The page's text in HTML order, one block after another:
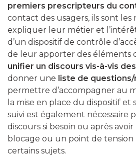
premiers prescripteurs du
contact des usagers, ils sont
expliquer leur métier et
d’un dispositif de contrôle
de leur apporter des éléments
unifier un discours vis-à-vis
donner une liste de
permettre d’accompagner au
la mise en place du dispositif et
suivi est également nécessaire
discours si besoin ou après
blocage ou un point de tension
certains sujets.